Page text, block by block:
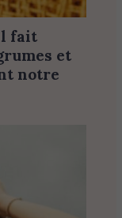
fait
et
notre